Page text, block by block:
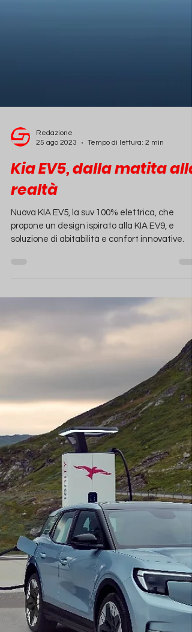
25 ago 2023
Tempo di lettura: 2 min
Kia EV5, dalla matita alla
realtà
Nuova KIA EV5, la suv 100% elettrica, che